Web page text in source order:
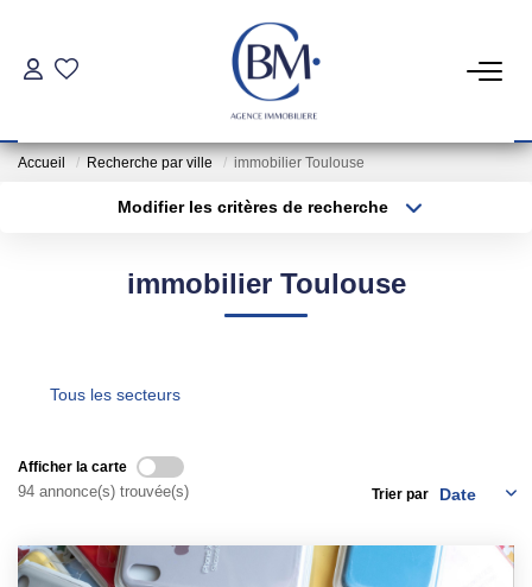
PARTICULIERS
Location
COMMERCES ET BUREAUX
Location Locaux Professionnels
INVESTISSEURS
ESTIMATION
Accueil Recherche par ville immobilier Toulouse
Modifier les critères de recherche
immobilier Toulouse
Tous les secteurs
Afficher la carte
94 annonce(s) trouvée(s) Trier par